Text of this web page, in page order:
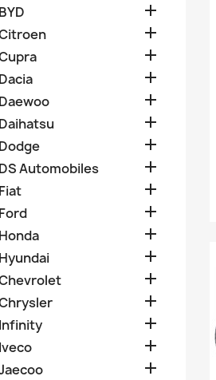
BYD 


Dacia 
Daewoo 
Daihatsu 
Dodge 
DS Automobiles 
Fiat 
Ford 
Honda 
Hyundai 


Infinity 
Iveco 
